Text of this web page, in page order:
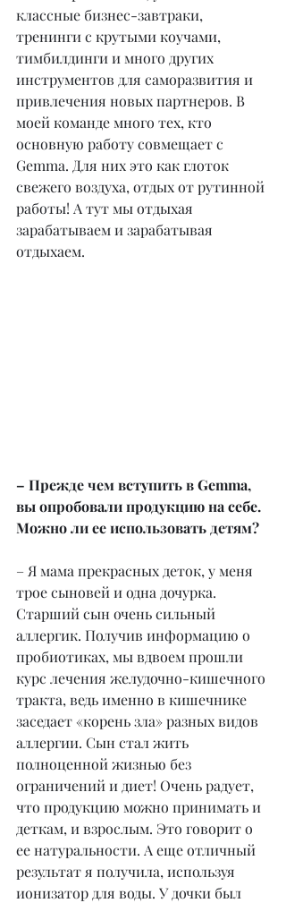
классные бизнес-завтраки,
тренинги с крутыми коучами,
тимбилдинги и много других
инструментов для саморазвития и
привлечения новых партнеров. В
моей команде много тех, кто
основную работу совмещает с
Gemma. Для них это как глоток
свежего воздуха, отдых от рутинной
работы! А тут мы отдыхая
зарабатываем и зарабатывая
отдыхаем.
– Прежде чем вступить в Gemma,
вы опробовали продукцию на себе.
Можно ли ее использовать детям?
– Я мама прекрасных деток, у меня
трое сыновей и одна дочурка.
Старший сын очень сильный
аллергик. Получив информацию о
пробиотиках, мы вдвоем прошли
курс лечения желудочно-кишечного
тракта, ведь именно в кишечнике
заседает «корень зла» разных видов
аллергии. Сын стал жить
полноценной жизнью без
ограничений и диет! Очень радует,
что продукцию можно принимать и
деткам, и взрослым. Это говорит о
ее натуральности. А еще отличный
результат я получила, используя
ионизатор для воды. У дочки был